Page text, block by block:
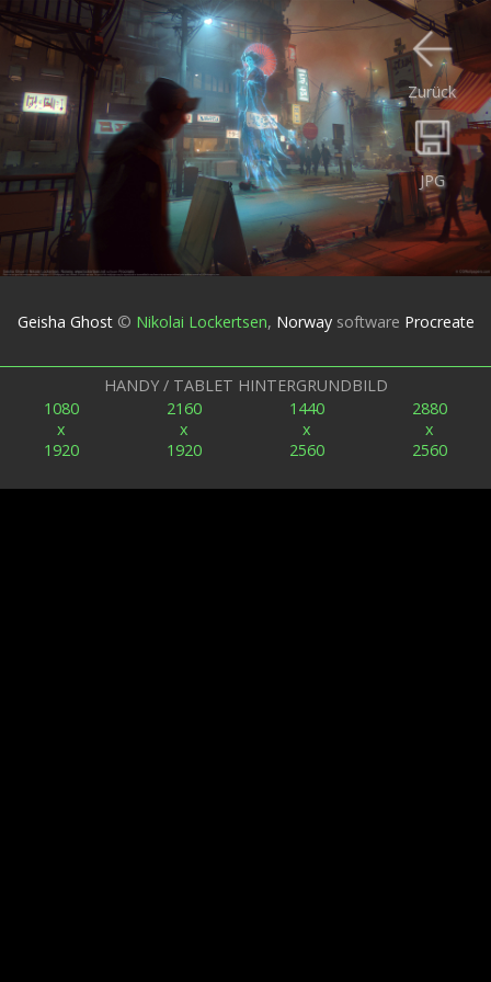
JPG
Zurück
Geisha Ghost© Nikolai Lockertsen, Norwaysoftware Procreate
HANDY / TABLET HINTERGRUNDBILD
1080
x
1920
2160
x
1920
1440
x
2560
2880
x
2560